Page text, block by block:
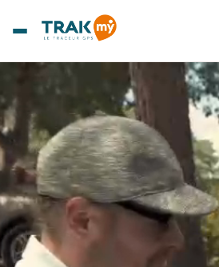
passer
au